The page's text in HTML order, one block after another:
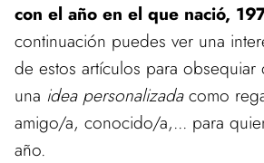
con el año en el que nació,
continuación puedes ver una
de estos artículos para
una idea personalizadacomo
amigo/a, conocido/a,... para
año.